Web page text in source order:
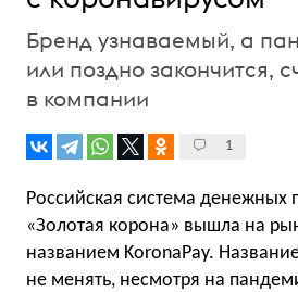
Бренд узнаваемый, а
или поздно закончится,
в компании
1
Российская система денежных
«Золотая корона» вышла на
названием KoronaPay.
не менять, несмотря на